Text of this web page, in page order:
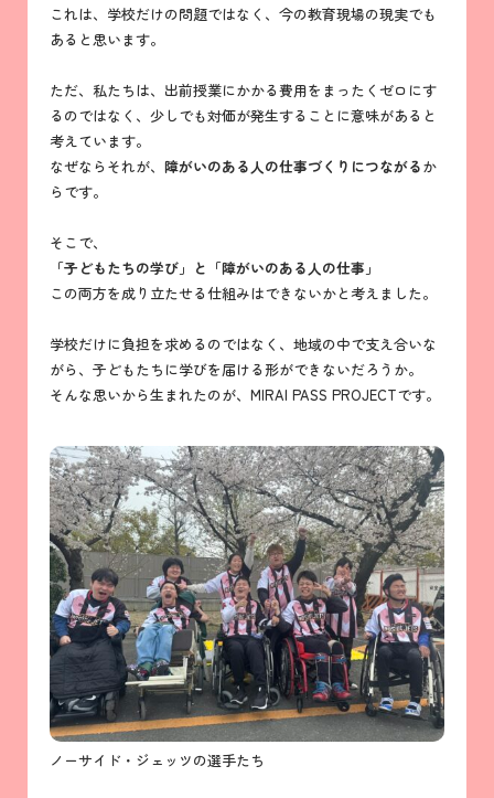
これは、学校だけの問題ではなく、今の教育現場の現実でも
あると思います。
ただ、私たちは、出前授業にかかる費用をまったくゼロにす
るのではなく、少しでも対価が発生することに意味があると
考えています。
なぜならそれが、 障がいのある人の仕事づくりにつながるか
らです。
そこで、
「子どもたちの学び」と「障がいのある人の仕事」
この両方を成り立たせる仕組みはできないかと考えました。
学校だけに負担を求めるのではなく、地域の中で支え合いな
がら、子どもたちに学びを届ける形ができないだろうか。
そんな思いから生まれたのが、MIRAI PASS PROJECTです。
ノーサイド・ジェッツの選手たち